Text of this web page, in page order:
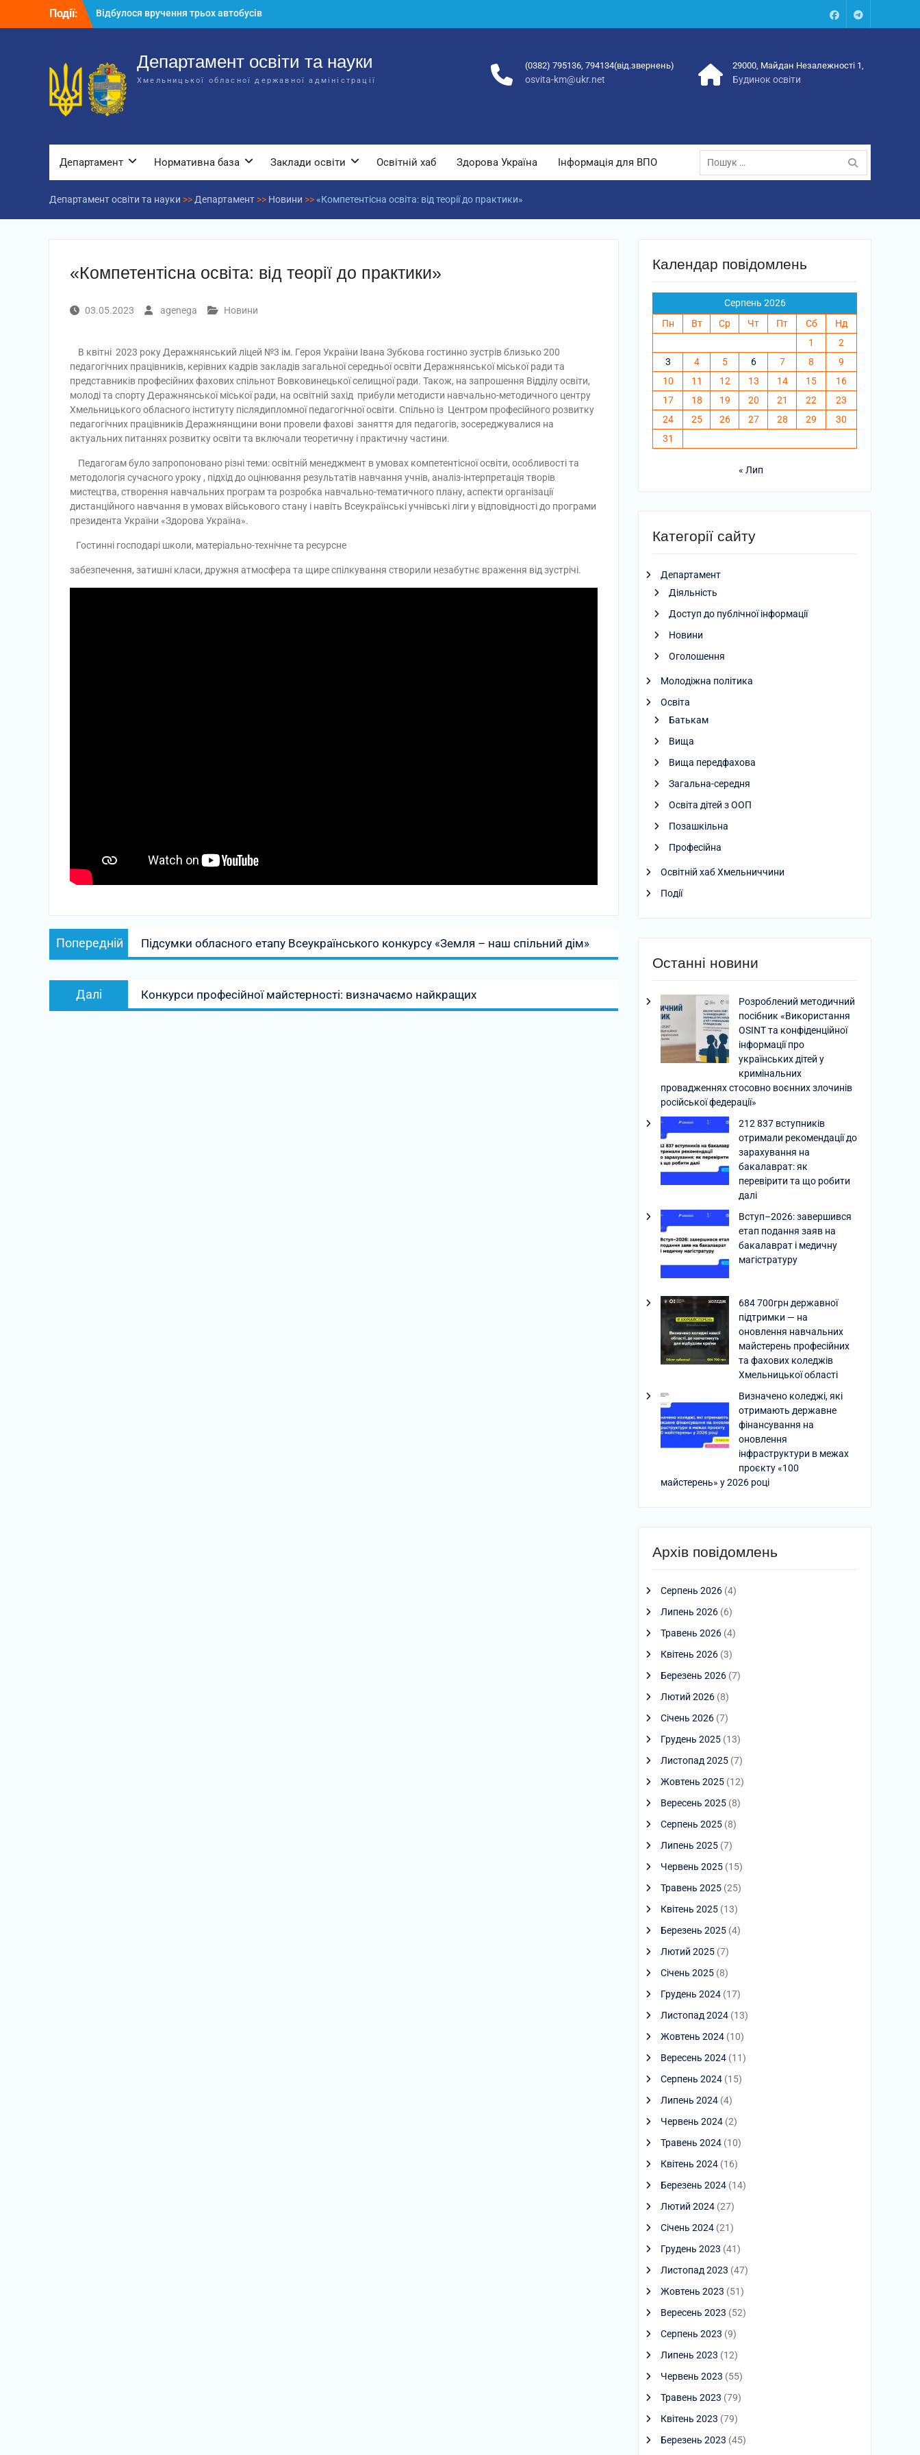
Події:
Відбулося вручення трьох автобусів
для потреб закладів освіти
Департаменту освіти та науки обласної
державної адміністрації
Відбулась обласна нарада для
відповідальних за національно-
патріотичне виховання
FacebookTalegram
Департамент освіти та науки
Хмельницької обласної державної адміністрації
(0382) 795136, 794134(від.звернень)
osvita-km@ukr.net
29000, Майдан Незалежності 1,
Будинок освіти
Департамент Нормативна база Заклади освіти Освітній хаб Здорова Україна Інформація для ВПО
Пошук:
Департамент освіти та науки >> Департамент >> Новини >> «Компетентісна освіта: від теорії до практики»
«Компетентісна освіта: від теорії до практики»
03.05.2023 agenega Новини
В квітні 2023 року Деражнянський ліцей №3 ім. Героя України Івана Зубкова гостинно зустрів близько 200
педагогічних працівників, керівних кадрів закладів загальної середньої освіти Деражнянської міської ради та
представників професійних фахових спільнот Вовковинецької селищної ради. Також, на запрошення Відділу освіти,
молоді та спорту Деражнянської міської ради, на освітній захід прибули методисти навчально-методичного центру
Хмельницького обласного інституту післядипломної педагогічної освіти. Спільно із Центром професійного розвитку
педагогічних працівників Деражнянщини вони провели фахові заняття для педагогів, зосереджувалися на
актуальних питаннях розвитку освіти та включали теоретичну і практичну частини.
Педагогам було запропоновано різні теми: освітній менеджмент в умовах компетентісної освіти, особливості та
методологія сучасного уроку , підхід до оцінювання результатів навчання учнів, аналіз-інтерпретація творів
мистецтва, створення навчальних програм та розробка навчально-тематичного плану, аспекти організації
дистанційного навчання в умовах військового стану і навіть Всеукраїнські учнівські ліги у відповідності до програми
президента України «Здорова Україна».
Гостинні господарі школи, матеріально-технічне та ресурсне
забезпечення, затишні класи, дружня атмосфера та щире спілкування створили незабутнє враження від зустрічі.
Навігація
записів
Попередній
Попередній
запис:
Підсумки обласного етапу Всеукраїнського конкурсу «Земля – наш спільний дім»
Далі
запис:
Конкурси професійної майстерності: визначаємо найкращих
Календар повідомлень
Серпень 2026
Пн
Вт Ср Чт Пт Сб
Нд
1
2
3
4 5 6 7 8
9
10
11 12 13 14 15
16
17
18 19 20 21 22
23
24
25 26 27 28 29
30
31
« Лип
Категорії сайту
Департамент
Діяльність
Доступ до публічної інформації
Новини
Оголошення
Молодіжна політика
Освіта
Батькам
Вища
Вища передфахова
Загальна-середня
Освіта дітей з ООП
Позашкільна
Професійна
Освітній хаб Хмельниччини
Події
Останні новини
Розроблений методичний
посібник «Використання
OSINT та конфіденційної
інформації про
українських дітей у
кримінальних
провадженнях стосовно воєнних злочинів
російської федерації»
212 837 вступників
отримали рекомендації до
зарахування на
бакалаврат: як
перевірити та що робити
далі
Вступ–2026: завершився
етап подання заяв на
бакалаврат і медичну
магістратуру
684 700грн державної
підтримки — на
оновлення навчальних
майстерень професійних
та фахових коледжів
Хмельницької області
Визначено коледжі, які
отримають державне
фінансування на
оновлення
інфраструктури в межах
проєкту «100
майстерень» у 2026 році
Архів повідомлень
Серпень 2026 (4)
Липень 2026 (6)
Травень 2026 (4)
Квітень 2026 (3)
Березень 2026 (7)
Лютий 2026 (8)
Січень 2026 (7)
Грудень 2025 (13)
Листопад 2025 (7)
Жовтень 2025 (12)
Вересень 2025 (8)
Серпень 2025 (8)
Липень 2025 (7)
Червень 2025 (15)
Травень 2025 (25)
Квітень 2025 (13)
Березень 2025 (4)
Лютий 2025 (7)
Січень 2025 (8)
Грудень 2024 (17)
Листопад 2024 (13)
Жовтень 2024 (10)
Вересень 2024 (11)
Серпень 2024 (15)
Липень 2024 (4)
Червень 2024 (2)
Травень 2024 (10)
Квітень 2024 (16)
Березень 2024 (14)
Лютий 2024 (27)
Січень 2024 (21)
Грудень 2023 (41)
Листопад 2023 (47)
Жовтень 2023 (51)
Вересень 2023 (52)
Серпень 2023 (9)
Липень 2023 (12)
Червень 2023 (55)
Травень 2023 (79)
Квітень 2023 (79)
Березень 2023 (45)